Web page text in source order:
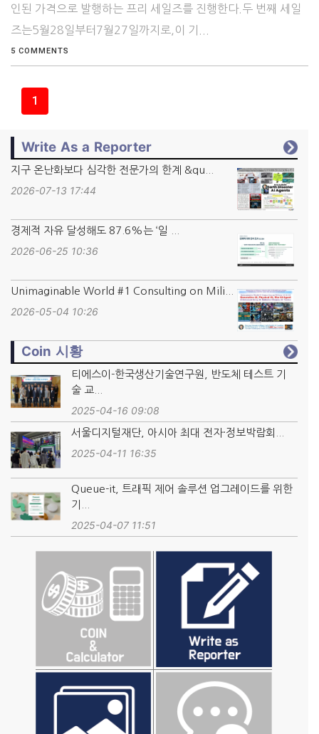
인된 가격으로 발행하는 프리 세일즈를 진행한다.두 번째 세일
즈는5월28일부터7월27일까지로,이 기...
5 COMMENTS
1
Write As a Reporter
지구 온난화보다 심각한 전문가의 한계 &qu...
2026-07-13 17:44
경제적 자유 달성해도 87.6%는 ‘일 ...
2026-06-25 10:36
Unimaginable World #1 Consulting on Mili...
2026-05-04 10:26
Coin 시황
티에스이-한국생산기술연구원, 반도체 테스트 기
술 교...
2025-04-16 09:08
서울디지털재단, 아시아 최대 전자·정보박람회...
2025-04-11 16:35
Queue-it, 트래픽 제어 솔루션 업그레이드를 위한
기...
2025-04-07 11:51